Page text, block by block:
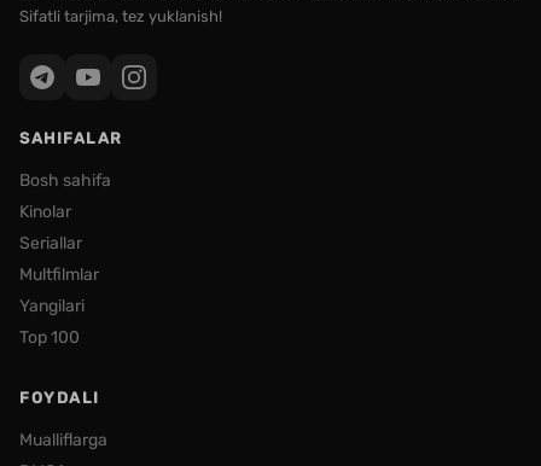
Sifatli tarjima, tez yuklanish!
SAHIFALAR
Bosh sahifa
Kinolar
Seriallar
Multfilmlar
Yangilari
Top 100
FOYDALI
Mualliflarga